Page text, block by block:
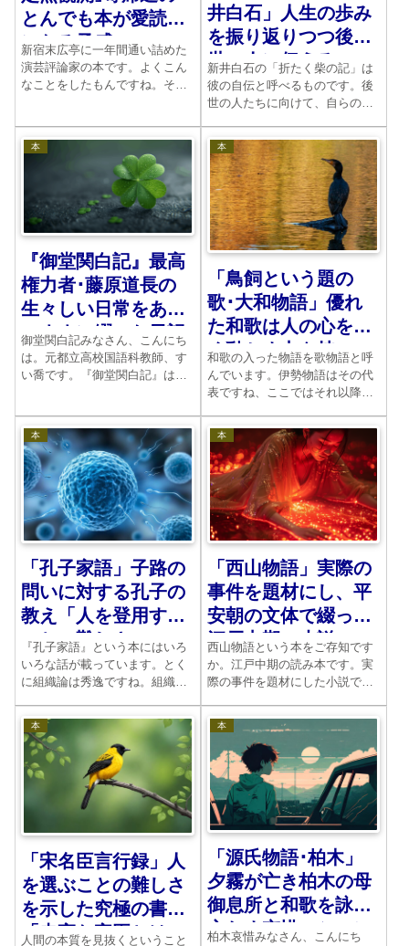
とんでも本が愛読書
になる予感
新宿末広亭に一年間通い詰めた
演芸評論家の本です。よくこん
なことをしたもんですね。その
読んでいてもほっこりしてきま
す.
井白石」人生の歩み
を振り返りつつ後の
世の人に伝える
新井白石の「折たく柴の記」は
彼の自伝と呼べるものです。後
世の人たちに向けて、自らの人
まとめています。ここでは父親
の残した教訓を読み取りましょ
う。
本
『御堂関白記』最高
権力者･藤原道長の
生々しい日常をあり
のままに綴った日記
御堂関白記みなさん、こんにち
は。元都立高校国語科教師、す
い喬です。『御堂関白記』は、
最古の自筆日記として知られて
います。2年前、NHKの大河ド
ラマで放送された藤原道長のこ
とを覚えているでしょうか...
本
「鳥飼という題の
歌･大和物語」優れ
た和歌は人の心を強
く動かす力を持つ
和歌の入った物語を歌物語と呼
んでいます。伊勢物語はその代
表ですね、ここではそれ以降に
て、歌がどれほど中世の人にと
って大切であったのかというこ
とを考えてみたいと思います。
本
「孔子家語」子路の
問いに対する孔子の
教え「人を登用する
ことの難しさ」
『孔子家語』という本にはいろ
いろな話が載っています。とく
に組織論は秀逸ですね。組織を
が必要なのです。
本
「西山物語」実際の
事件を題材にし、平
安朝の文体で綴った
江戸中期の小説
西山物語という本をご存知です
か。江戸中期の読み本です。実
際の事件を題材にした小説で
て、怪異な場面が点在していま
す。
本
「宋名臣言行録」人
を選ぶことの難しさ
を示した究極の書
「忠実な家臣とは」
人間の本質を見抜くということ
本
「源氏物語･柏木」
夕霧が亡き柏木の母
御息所と和歌を詠み
交わす哀惜のシーン
柏木哀惜みなさん、こんにち